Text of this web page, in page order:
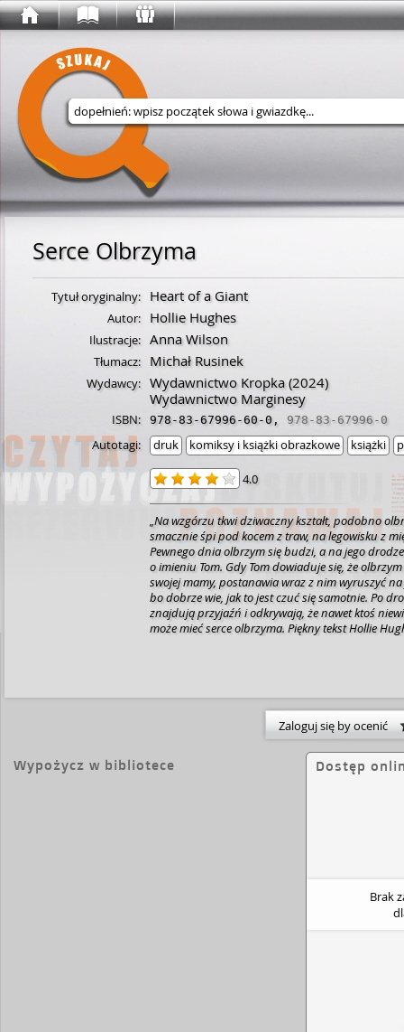
Wyszukaj w serwisie
Serce Olbrzyma
Tytuł oryginalny: Heart of a Giant
Autor: Hollie Hughes
Ilustracje: Anna Wilson
Tłumacz: Michał Rusinek
Wydawcy: Wydawnictwo Kropka(2024)
Wydawnictwo Marginesy
ISBN: 978-83-67996-60-0, 978-83-67996-0
Autotagi: druk komiksy i książki obrazkowe książki
4.0
„Na wzgórzu tkwi dziwaczny kształt, podobno
smacznie śpi pod kocem z traw, na legowisku z
Pewnego dnia olbrzym się budzi, a na jego drodze
o imieniu Tom. Gdy Tom dowiaduje się, że
swojej mamy, postanawia wraz z nim wyruszyć
bo dobrze wie, jak to jest czuć się samotnie. Po
znajdują przyjaźń i odkrywają, że nawet ktoś
może mieć serce olbrzyma. Piękny tekst Hollie
Zaloguj się by ocenić
Wypożycz w bibliotece Dostęp
Brak